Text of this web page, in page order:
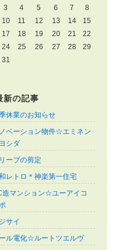
3 4 5 6 7
8
10 11 12 13 14
15
17 18 19 20 21
22
24 25 26 27 28
29
31
新の記事
休業のお知らせ
ベーション物件☆エミネン
シダ
ーブの剪定
レトロ＊神楽第一住宅
造マンション☆ユーアイコ
サイ
ル電化☆ルートツエルヴ